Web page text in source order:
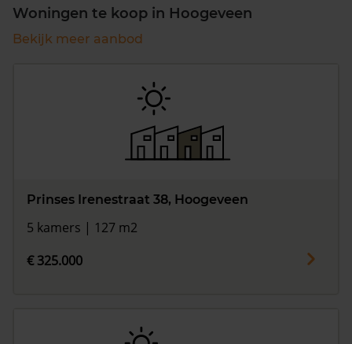
Woningen te koop in Hoogeveen
Bekijk meer aanbod
Prinses Irenestraat 38, Hoogeveen
5 kamers | 127 m2
€ 325.000